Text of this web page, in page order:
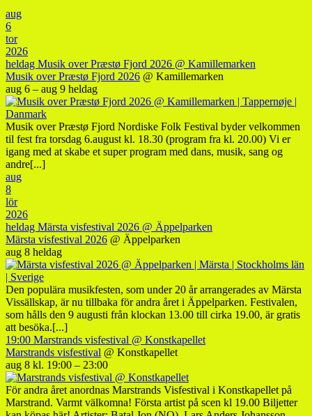
aug
6
tor
2026
heldag Musik over Præstø Fjord 2026 @ Kamillemarken
Musik over Præstø Fjord 2026 @ Kamillemarken
aug 6 – aug 9 heldag
Musik over Præstø Fjord Nordiske Folk Festival byder velkommen
til fest fra torsdag 6.august kl. 18.30 (program fra kl. 20.00) Vi er
igang med at skabe et super program med dans, musik, sang og
andre[...]
aug
8
lör
2026
heldag Märsta visfestival 2026 @ Äppelparken
Märsta visfestival 2026 @ Äppelparken
aug 8 heldag
Den populära musikfesten, som under 20 år arrangerades av Märsta
Vissällskap, är nu tillbaka för andra året i Äppelparken. Festivalen,
som hålls den 9 augusti från klockan 13.00 till cirka 19.00, är gratis
att besöka.[...]
19:00 Marstrands visfestival @ Konstkapellet
Marstrands visfestival @ Konstkapellet
aug 8 kl. 19:00 – 23:00
För andra året anordnas Marstrands Visfestival i Konstkapellet på
Marstrand. Varmt välkomna! Första artist på scen kl 19.00 Biljetter